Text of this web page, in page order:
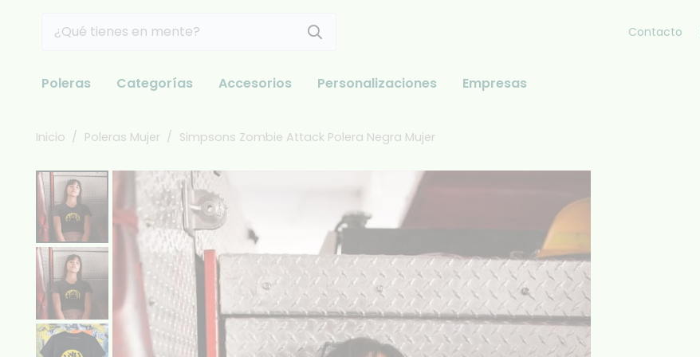
Contacto
Poleras Categorías Accesorios Personalizaciones Empresas
Inicio / Poleras Mujer / Simpsons Zombie Attack Polera Negra Mujer